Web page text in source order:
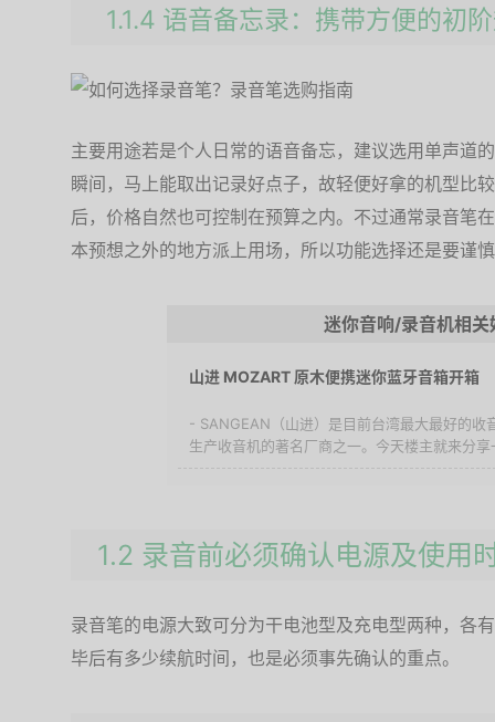
1.1.4 语音备忘录：携带方便的初
主要用途若是个人日常的语音备忘，建议选用单声道
瞬间，马上能取出记录好点子，故轻便好拿的机型比
后，价格自然也可控制在预算之内。不过通常录音笔
本预想之外的地方派上用场，所以功能选择还是要谨
迷你音响/录音机相关
山进 MOZART 原木便携迷你蓝牙音箱开箱
- SANGEAN（山进）是目前台湾最大最好的收
生产收音机的著名厂商之一。今天楼主就来分
1.2 录音前必须确认电源及使用
录音笔的电源大致可分为干电池型及充电型两种，各
毕后有多少续航时间，也是必须事先确认的重点。